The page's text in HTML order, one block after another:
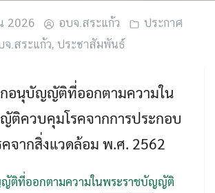
2026 อบจ.สระแก้ว
ประกาศ
จ.สระแก้ว, ประชาสัมพันธ์
กอนุบัญญัติที่ออกตามความใน
ติควบคุมโรคจากการประกอบ
จากสิ่งแวดล้อม พ.ศ. 2562
ติที่ออกตามความในพระราชบัญญัติ